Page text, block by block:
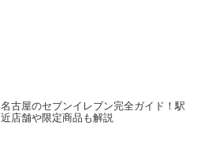
名古屋のセブンイレブン完全ガイド！駅
近店舗や限定商品も解説